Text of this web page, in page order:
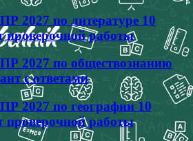
2027 по литературе 10
проверочной работы
2027 по обществознанию
с ответами
2027 по географии 10
проверочной работы